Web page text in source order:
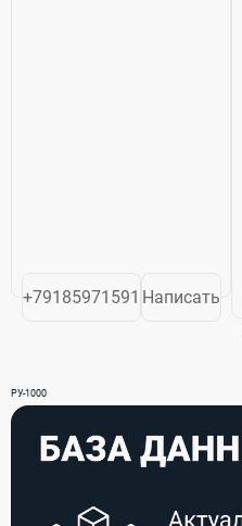
+79185971591 Написать
РУ-1000